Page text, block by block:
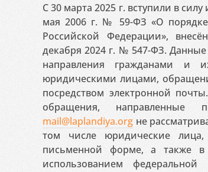
С 30 марта 2025 г. вступили в
мая 2006 г. № 59-ФЗ «О
Российской Федерации»,
декабря 2024 г. № 547-ФЗ.
направления гражданами и
юридическими лицами,
посредством электронной
обращения, направленные
mail@laplandiya.org не
том числе юридические
письменной форме, а также в
использованием федеральной